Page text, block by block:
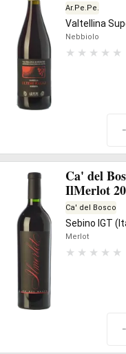
Ar.Pe.Pe.
Valtellina
Nebbiolo
-
Ca' del
IlMerlot
Ca' del Bosco
Sebino IGT
Merlot
-